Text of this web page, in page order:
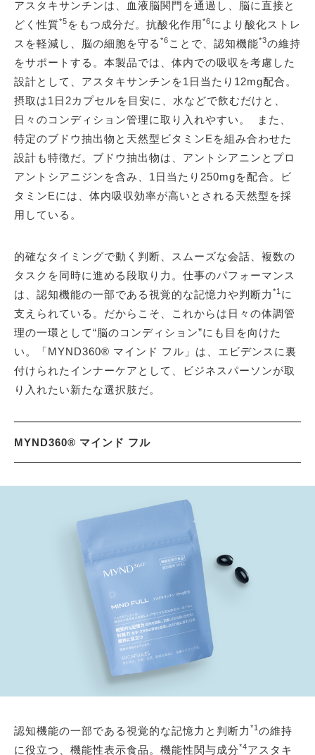
アスタキサンチンは、血液脳関門を通過し、脳に直接と
どく性質*5 をもつ成分だ。抗酸化作用*6により酸化ストレ
スを軽減し、脳の細胞を守る *6 ことで、認知機能*3の維持
をサポートする。本製品では、体内での吸収を考慮した
設計として、アスタキサンチンを1日当たり12mg配合。
摂取は1日2カプセルを目安に、水などで飲むだけと、
日々のコンディション管理に取り入れやすい。 また、
特定のブドウ抽出物と天然型ビタミンEを組み合わせた
設計も特徴だ。ブドウ抽出物は、アントシアニンとプロ
アントシアニジンを含み、1日当たり250mgを配合。ビ
タミンEには、体内吸収効率が高いとされる天然型を採
用している。
的確なタイミングで動く判断、スムーズな会話、複数の
タスクを同時に進める段取り力。仕事のパフォーマンス
は、認知機能の一部である視覚的な記憶力や判断力 *1 に
支えられている。だからこそ、これからは日々の体調管
理の一環として“脳のコンディション”にも目を向けた
い。「MYND360® マインド フル」は、エビデンスに裏
付けられたインナーケアとして、ビジネスパーソンが取
り入れたい新たな選択肢だ。
MYND360® マインド フル
認知機能の一部である視覚的な記憶力と判断力 *1 の維持
に役立つ、機能性表示食品。機能性関与成分*4アスタキ